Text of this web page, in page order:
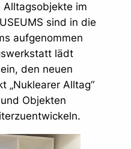
im
sind in die
aufgenommen
lädt
den neuen
„Nuklearer Alltag“
Objekten